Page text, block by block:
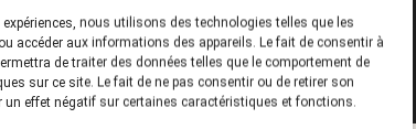
nous utilisons des technologies telles que les
accéder aux informations des appareils. Le fait de consentir à
de traiter des données telles que le comportement de
sur ce site. Le fait de ne pas consentir ou de retirer son
un effet négatif sur certaines caractéristiques et fonctions.